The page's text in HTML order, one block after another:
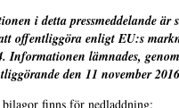
i detta pressmeddelande
offentliggöra enligt EU:s
Informationen lämnades,
den 11 november
finns för nedladdning: